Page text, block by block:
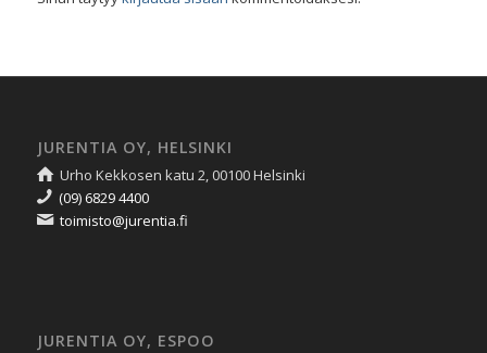
JURENTIA OY, HELSINKI
Urho Kekkosen katu 2, 00100 Helsinki
(09) 6829 4400
toimisto@jurentia.fi
JURENTIA OY, ESPOO